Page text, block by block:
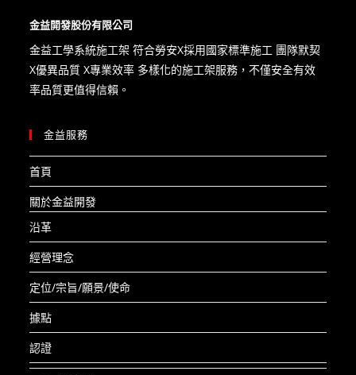
金益開發股份有限公司
金益工學系統施工架 符合勞安X​採用國家標準施工 團隊默契
X優異品質 X專業效率 多樣化的施工架服務，不僅安全有效
率品質更值得信賴。
金益服務
首頁
關於金益開發
沿革
經營理念
定位/宗旨/願景/使命
據點
認證